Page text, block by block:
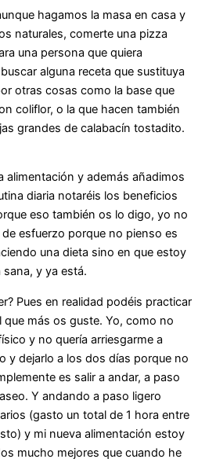
hagamos la masa en casa y
naturales, comerte una pizza
una persona que quiera
alguna receta que sustituya
otras cosas como la base que
coliflor, o la que hacen también
grandes de calabacín tostadito.
alimentación y además añadimos
diaria notaréis los beneficios
eso también os lo digo, yo no
esfuerzo porque no pienso es
una dieta sino en que estoy
y ya está.
Pues en realidad podéis practicar
que más os guste. Yo, como no
y no quería arriesgarme a
y dejarlo a los dos días porque no
es salir a andar, a paso
Y andando a paso ligero
(gasto un total de 1 hora entre
y mi nueva alimentación estoy
mucho mejores que cuando he